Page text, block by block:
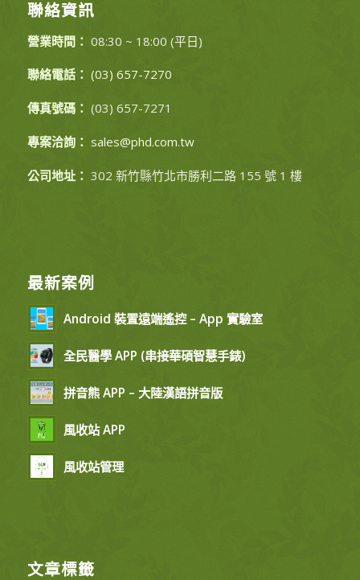
聯絡資訊
營業時間： 08:30 ~ 18:00 (平日)
聯絡電話： (03) 657-7270
傳真號碼： (03) 657-7271
專案洽詢： sales@phd.com.tw
公司地址： 302 新竹縣竹北市勝利二路 155 號 1 樓
最新案例
Android 裝置遠端遙控 – App 實驗室
全民醫學 APP (串接華碩智慧手錶)
拼音熊 APP – 大陸漢語拼音版
風收站 APP
風收站管理
文章標籤